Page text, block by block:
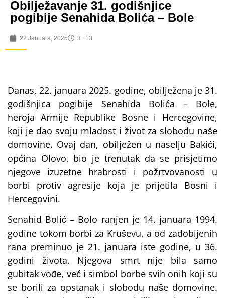
Obilježavanje 31. godišnjice
pogibije Senahida Bolića – Bole
22 Januara, 2025 3 : 13
Danas, 22. januara 2025. godine, obilježena je 31.
godišnjica pogibije Senahida Bolića – Bole,
heroja Armije Republike Bosne i Hercegovine,
koji je dao svoju mladost i život za slobodu naše
domovine. Ovaj dan, obilježen u naselju Bakići,
općina Olovo, bio je trenutak da se prisjetimo
njegove izuzetne hrabrosti i požrtvovanosti u
borbi protiv agresije koja je prijetila Bosni i
Hercegovini.
Senahid Bolić – Bolo ranjen je 14. januara 1994.
godine tokom borbi za Kruševu, a od zadobijenih
rana preminuo je 21. januara iste godine, u 36.
godini života. Njegova smrt nije bila samo
gubitak vođe, već i simbol borbe svih onih koji su
se borili za opstanak i slobodu naše domovine.